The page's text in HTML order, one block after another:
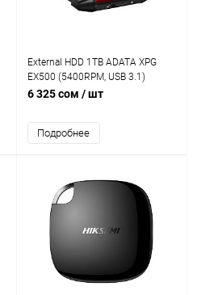
External HDD 1TB ADATA XPG
EX500 (5400RPM, USB 3.1)
6 325 сом / шт
Подробнее